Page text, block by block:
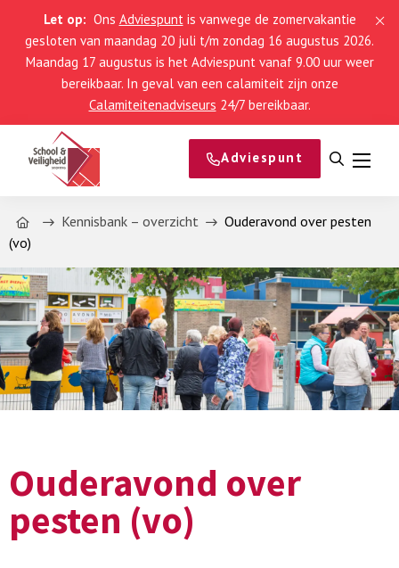
Let op: Ons Adviespuntis vanwege de zomervakantie
gesloten van maandag 20 juli t/m zondag 16 augustus 2026.
Maandag 17 augustus is het Adviespunt vanaf 9.00 uur weer
bereikbaar. In geval van een calamiteit zijn onze
Calamiteitenadviseurs 24/7 bereikbaar.
Adviespunt
Open
Menu
Home Kennisbank – overzicht
Ouderavond over pesten
(vo)
Ouderavond over
pesten (vo)